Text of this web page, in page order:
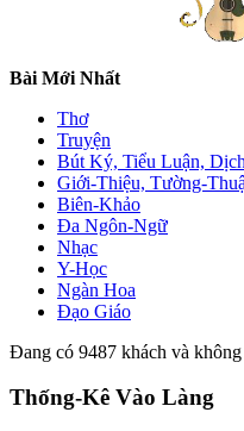
Bài Mới Nhất
Thơ
Truyện
Bút Ký, Tiểu Luận,
Giới-Thiệu, Tường-
Biên-Khảo
Đa Ngôn-Ngữ
Nhạc
Y-Học
Ngàn Hoa
Đạo Giáo
Đang có 9487 khách và
Thống-Kê Vào Làng